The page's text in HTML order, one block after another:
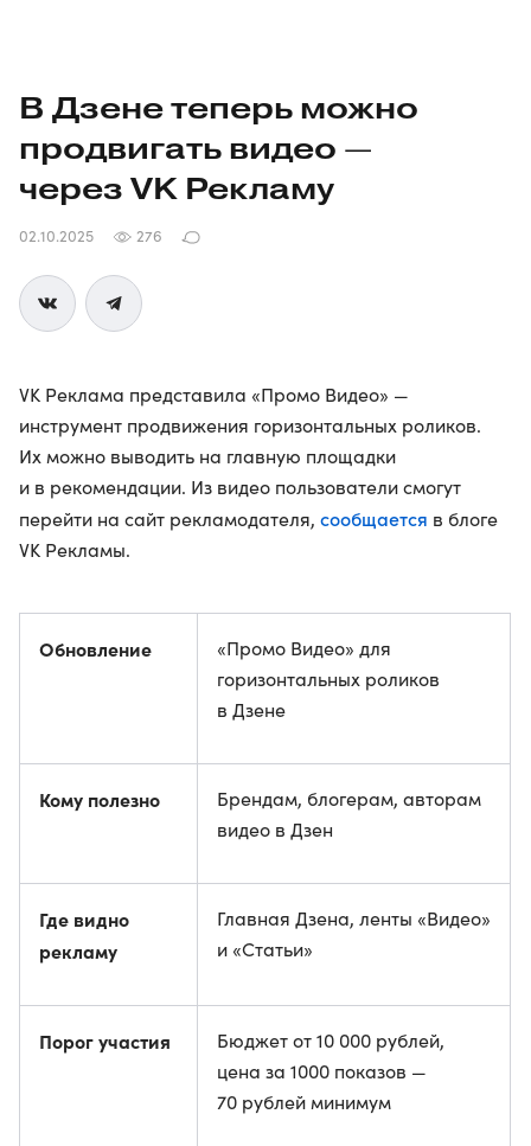
В Дзене теперь можно
продвигать видео —
через VK Рекламу
02.10.2025 276
VK Реклама представила «Промо Видео» —
инструмент продвижения горизонтальных роликов.
Их можно выводить на главную площадки
и в рекомендации. Из видео пользователи смогут
перейти на сайт рекламодателя, сообщается в блоге
VK Рекламы.
Обновление
«Промо Видео» для
горизонтальных роликов
в Дзене
Кому полезно
Брендам, блогерам, авторам
видео в Дзен
Где видно
рекламу
Главная Дзена, ленты «Видео»
и «Статьи»
Порог участия
Бюджет от 10 000 рублей,
цена за 1000 показов —
70 рублей минимум